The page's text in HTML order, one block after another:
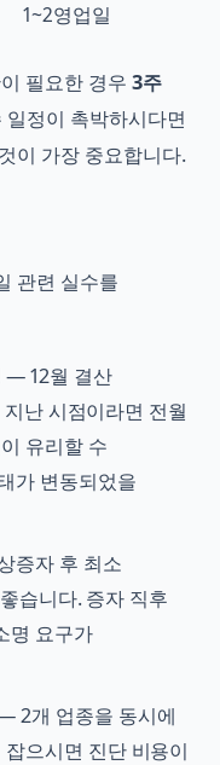
1~2영업일
필요한 경우 3주
정이 촉박하시다면
이 가장 중요합니다.
관련 실수를
— 12월 결산
난 시점이라면 전월
유리할 수
가 변동되었을
증자 후 최소
습니다. 증자 직후
명 요구가
2개 업종을 동시에
으시면 진단 비용이